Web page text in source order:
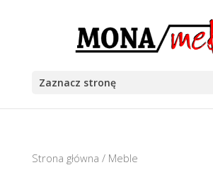
Zaznacz stronę
Strona główna / Meble